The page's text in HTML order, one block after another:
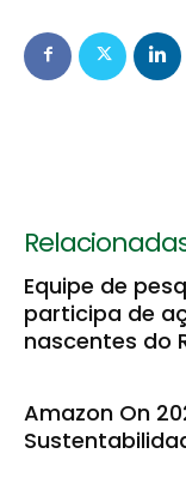
Equipe de
participa de
nascentes do
Amazon On